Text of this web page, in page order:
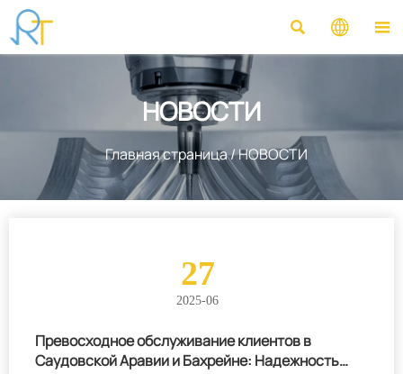
  
НОВОСТИ
Главная страница/НОВОСТИ
27
2025-06
Превосходное обслуживание клиентов в
Саудовской Аравии и Бахрейне: Надежность